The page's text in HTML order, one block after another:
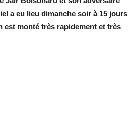
a eu lieu dimanche soir à 15 jours
est monté très rapidement et très